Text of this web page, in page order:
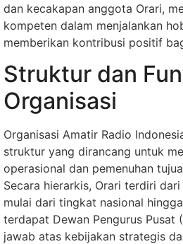
dan kecakapan anggota Orari,
kompeten dalam menjalankan
memberikan kontribusi positif
Struktur dan
Organisasi
Organisasi Amatir Radio
struktur yang dirancang untuk
operasional dan pemenuhan
Secara hierarkis, Orari terdiri
mulai dari tingkat nasional
terdapat Dewan Pengurus Pusat
jawab atas kebijakan strategis